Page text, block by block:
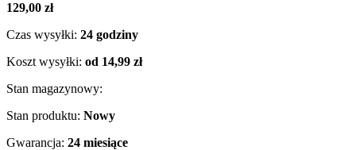
129,00 zł
Czas wysyłki: 24 godziny
Koszt wysyłki: od 14,99 zł
Stan magazynowy:
Stan produktu: Nowy
Gwarancja: 24 miesiące